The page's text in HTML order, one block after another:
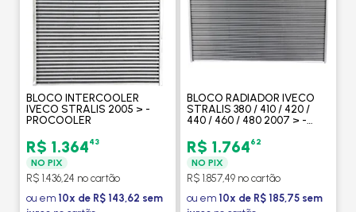
BLOCO INTERCOOLER
IVECO STRALIS 2005 > -
PROCOOLER
R$ 1.36443
NO PIX
R$ 1.436,24 no cartão
ou em 10x de R$ 143,62 sem
BLOCO RADIADOR IVECO
STRALIS 380 / 410 / 420 /
440 / 460 / 480 2007 > -
R$ 1.76462
NO PIX
R$ 1.857,49 no cartão
ou em 10x de R$ 185,75 sem